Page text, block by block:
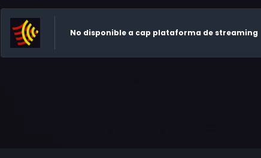
No disponible a cap plataforma de streaming